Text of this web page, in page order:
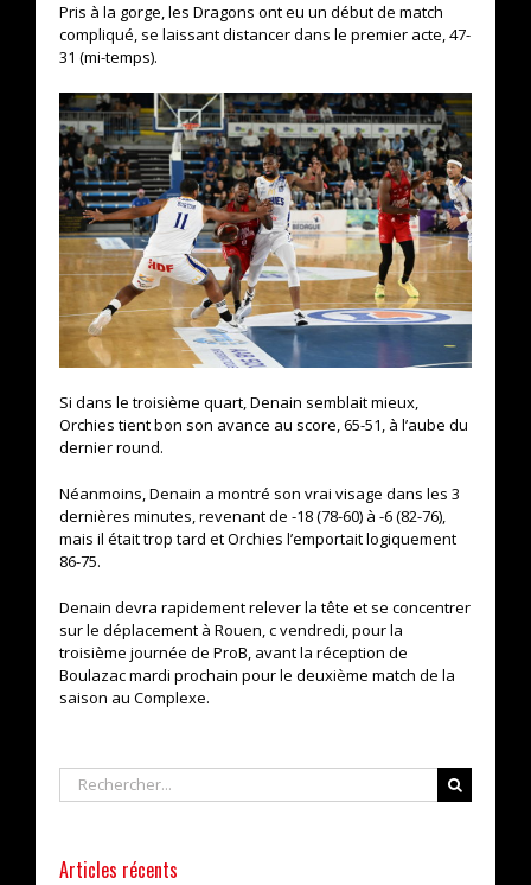
Pris à la gorge, les Dragons ont eu un début de match
compliqué, se laissant distancer dans le premier acte, 47-
31 (mi-temps).
Si dans le troisième quart, Denain semblait mieux,
Orchies tient bon son avance au score, 65-51, à l’aube du
dernier round.
Néanmoins, Denain a montré son vrai visage dans les 3
dernières minutes, revenant de -18 (78-60) à -6 (82-76),
mais il était trop tard et Orchies l’emportait logiquement
86-75.
Denain devra rapidement relever la tête et se concentrer
sur le déplacement à Rouen, c vendredi, pour la
troisième journée de ProB, avant la réception de
Boulazac mardi prochain pour le deuxième match de la
saison au Complexe.
Rechercher
Articles récents